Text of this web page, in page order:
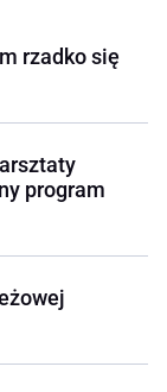
rzadko się
program